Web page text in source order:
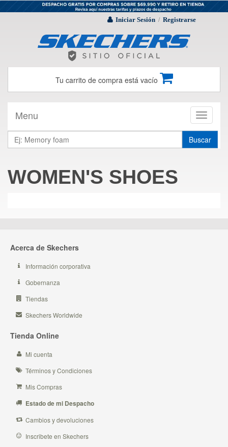
Iniciar Sesión / Registrarse
Tu carrito de compra está vacío
Toggle
Menu
Buscar
WOMEN'S SHOES
Acerca de Skechers
Información corporativa
Gobernanza
Tiendas
Skechers Worldwide
Tienda Online
Mi cuenta
Términos y Condiciones
Mis Compras
Estado de mi Despacho
Cambios y devoluciones
Inscribete en Skechers